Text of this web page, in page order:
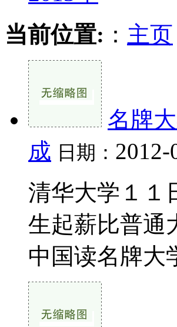
当前位置: ： 主页
名牌
成 日期：
清华大学１１
生起薪比普通
中国读名牌大